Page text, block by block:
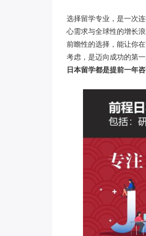
选择留学专业，是一次
心需求与全球性的增长浪
前瞻性的选择，能让你
考虑，是迈向成功的第一
日本留学都是提前一年